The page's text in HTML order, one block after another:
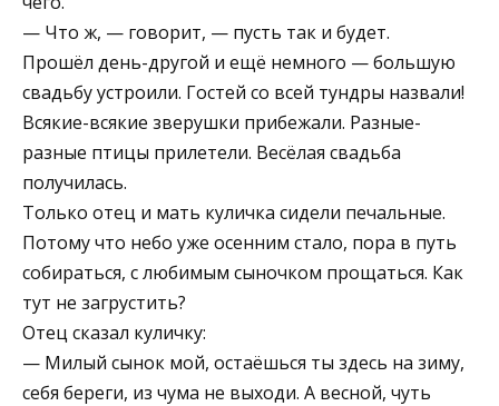
— Что ж, — говорит, — пусть так и будет.
Прошёл день-другой и ещё немного — большую
свадьбу устроили. Гостей со всей тундры назвали!
Вся­кие-всякие зверушки прибежали. Разные-
разные птицы прилетели. Весёлая свадьба
получилась.
Только отец и мать куличка сидели печальные.
Пото­му что небо уже осенним стало, пора в путь
собирать­ся, с любимым сыночком прощаться. Как
тут не загрус­тить?
Отец сказал куличку:
— Милый сынок мой, остаёшься ты здесь на зиму,
се­бя береги, из чума не выходи. А весной, чуть